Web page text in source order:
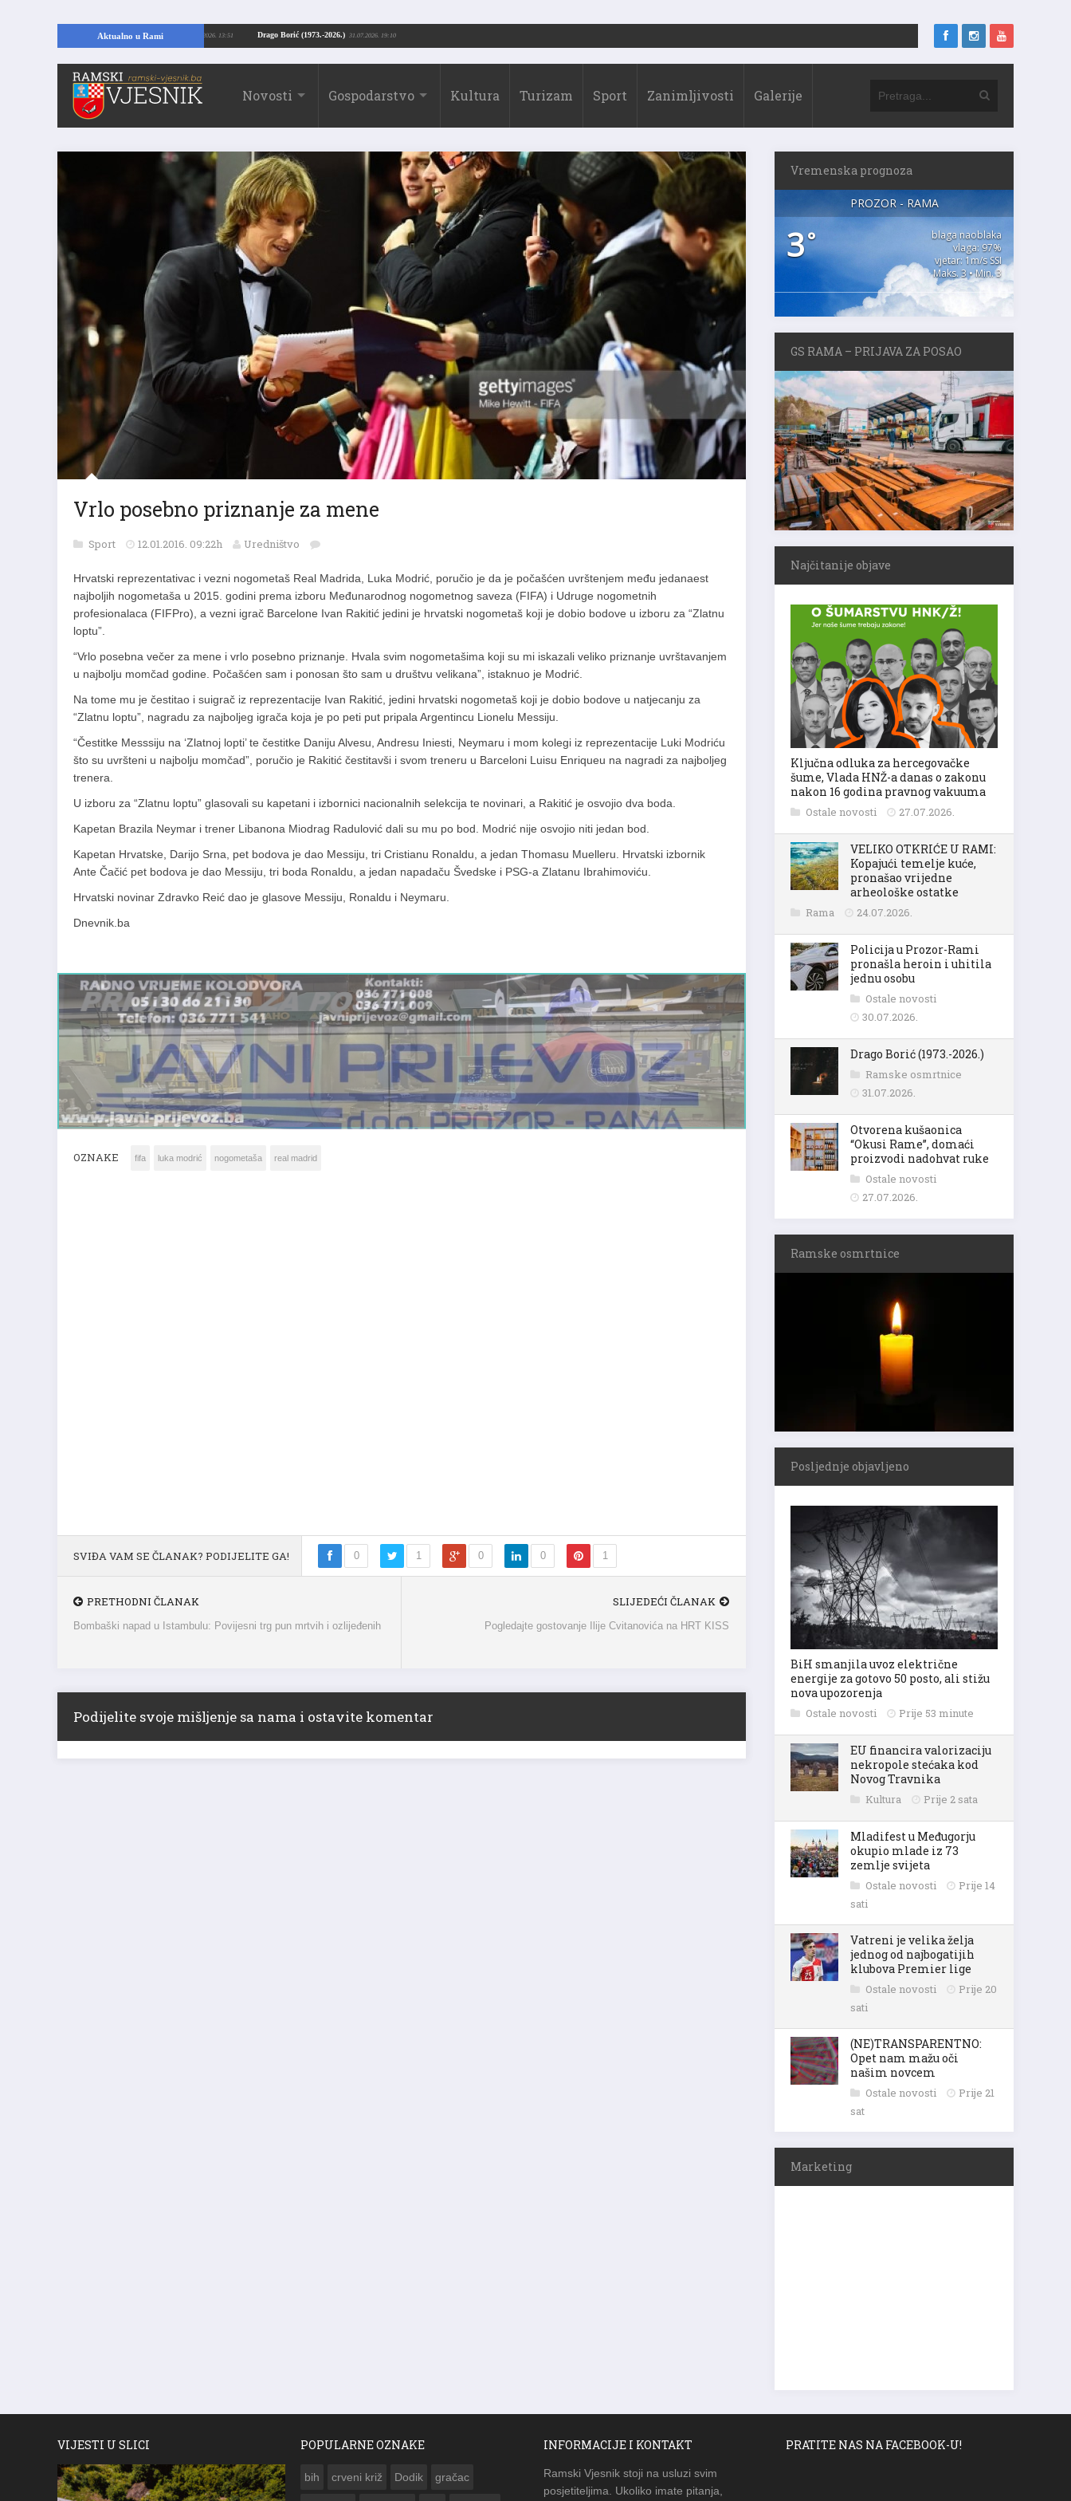
Aktualno u Rami Drago Borić (1973.-2026.) 31.07.2026. 19:10
Kopajući temelje kuće, pronašao vrijedne arheološke ostatke 24.07.2026. 13:51
Novosti Gospodarstvo Kultura Turizam Sport Zanimljivosti Galerije
Vrlo posebno priznanje za mene
Sport 12.01.2016. 09:22h Uredništvo
Hrvatski reprezentativac i vezni nogometaš Real Madrida, Luka Modrić, poručio je da je počašćen uvrštenjem među jedanaest
najboljih nogometaša u 2015. godini prema izboru Međunarodnog nogometnog saveza (FIFA) i Udruge nogometnih
profesionalaca (FIFPro), a vezni igrač Barcelone Ivan Rakitić jedini je hrvatski nogometaš koji je dobio bodove u izboru za “Zlatnu
loptu”.
“Vrlo posebna večer za mene i vrlo posebno priznanje. Hvala svim nogometašima koji su mi iskazali veliko priznanje uvrštavanjem
u najbolju momčad godine. Počašćen sam i ponosan što sam u društvu velikana”, istaknuo je Modrić.
Na tome mu je čestitao i suigrač iz reprezentacije Ivan Rakitić, jedini hrvatski nogometaš koji je dobio bodove u natjecanju za
“Zlatnu loptu”, nagradu za najboljeg igrača koja je po peti put pripala Argentincu Lionelu Messiju.
“Čestitke Messsiju na ‘Zlatnoj lopti’ te čestitke Daniju Alvesu, Andresu Iniesti, Neymaru i mom kolegi iz reprezentacije Luki Modriću
što su uvršteni u najbolju momčad”, poručio je Rakitić čestitavši i svom treneru u Barceloni Luisu Enriqueu na nagradi za najboljeg
trenera.
U izboru za “Zlatnu loptu” glasovali su kapetani i izbornici nacionalnih selekcija te novinari, a Rakitić je osvojio dva boda.
Kapetan Brazila Neymar i trener Libanona Miodrag Radulović dali su mu po bod. Modrić nije osvojio niti jedan bod.
Kapetan Hrvatske, Darijo Srna, pet bodova je dao Messiju, tri Cristianu Ronaldu, a jedan Thomasu Muelleru. Hrvatski izbornik
Ante Čačić pet bodova je dao Messiju, tri boda Ronaldu, a jedan napadaču Švedske i PSG-a Zlatanu Ibrahimoviću.
Hrvatski novinar Zdravko Reić dao je glasove Messiju, Ronaldu i Neymaru.
Dnevnik.ba
OZNAKE fifa luka modrić nogometaša real madrid
SVIĐA VAM SE ČLANAK? PODIJELITE GA! 0 1 0 0 1
PRETHODNI ČLANAK
Bombaški napad u Istambulu: Povijesni trg pun mrtvih i ozlijeđenih
SLIJEDEĆI ČLANAK
Pogledajte gostovanje Ilije Cvitanovića na HRT KISS
Podijelite svoje mišljenje sa nama i ostavite komentar
Vremenska prognoza
PROZOR - RAMA
3°
blaga naoblaka
vlaga: 97%
vjetar: 1m/s SSI
Maks. 3 • Min. 3
GS RAMA – PRIJAVA ZA POSAO
Najčitanije objave
Ključna odluka za hercegovačke
šume, Vlada HNŽ-a danas o zakonu
nakon 16 godina pravnog vakuuma
Ostale novosti 27.07.2026.
VELIKO OTKRIĆE U RAMI:
Kopajući temelje kuće,
pronašao vrijedne
arheološke ostatke
Rama 24.07.2026.
Policija u Prozor-Rami
pronašla heroin i uhitila
jednu osobu
Ostale novosti
30.07.2026.
Drago Borić (1973.-2026.)
Ramske osmrtnice
31.07.2026.
Otvorena kušaonica
“Okusi Rame”, domaći
proizvodi nadohvat ruke
Ostale novosti
27.07.2026.
Ramske osmrtnice
Posljednje objavljeno
BiH smanjila uvoz električne
energije za gotovo 50 posto, ali stižu
nova upozorenja
Ostale novosti Prije 53 minute
EU financira valorizaciju
nekropole stećaka kod
Novog Travnika
Kultura Prije 2 sata
Mladifest u Međugorju
okupio mlade iz 73
zemlje svijeta
Ostale novosti
Prije 14
sati
Vatreni je velika želja
jednog od najbogatijih
klubova Premier lige
Ostale novosti
Prije 20
sati
(NE)TRANSPARENTNO:
Opet nam mažu oči
našim novcem
Ostale novosti
Prije 21
sat
Marketing
VIJESTI U SLICI POPULARNE OZNAKE
bih crveni križ Dodik gračac
INFORMACIJE I KONTAKT
Ramski Vjesnik stoji na usluzi svim
posjetiteljima. Ukoliko imate pitanja,
PRATITE NAS NA FACEBOOK-U!